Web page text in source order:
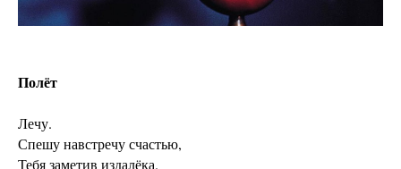
Полёт
Лечу.
Спешу навстречу счастью,
Тебя заметив издалёка.